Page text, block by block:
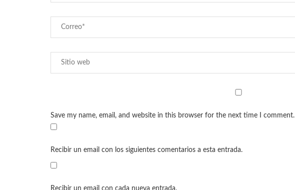
Save my name, email, and website in this browser for the next time I comment.
Recibir un email con los siguientes comentarios a esta entrada.
Recibir un email con cada nueva entrada.